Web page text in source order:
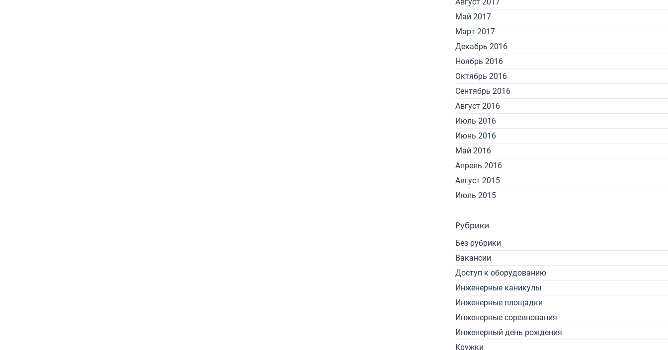
Май 2017
Март 2017
Декабрь 2016
Ноябрь 2016
Октябрь 2016
Сентябрь 2016
Август 2016
Июль 2016
Июнь 2016
Май 2016
Апрель 2016
Август 2015
Июль 2015
Рубрики
Без рубрики
Вакансии
Доступ к оборудованию
Инженерные каникулы
Инженерные площадки
Инженерные соревнования
Инженерный день рождения
Кружки